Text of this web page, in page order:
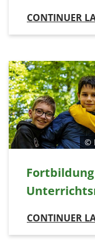
CONTINUER
©
CONTINUER